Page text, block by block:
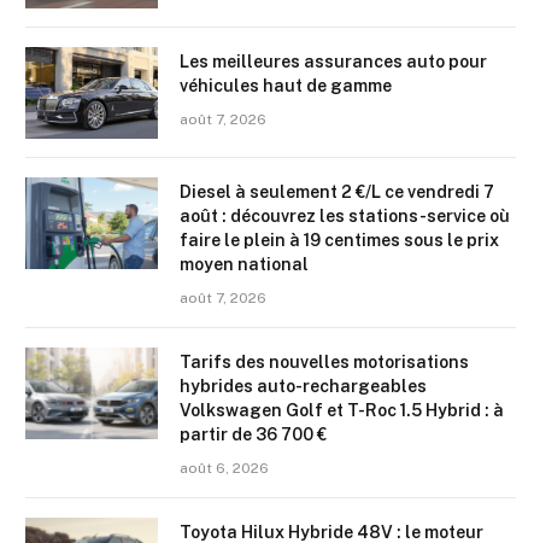
Les meilleures assurances auto pour
véhicules haut de gamme
août 7, 2026
Diesel à seulement 2 €/L ce vendredi 7
août : découvrez les stations-service où
faire le plein à 19 centimes sous le prix
moyen national
août 7, 2026
Tarifs des nouvelles motorisations
hybrides auto-rechargeables
Volkswagen Golf et T-Roc 1.5 Hybrid : à
partir de 36 700 €
août 6, 2026
Toyota Hilux Hybride 48V : le moteur